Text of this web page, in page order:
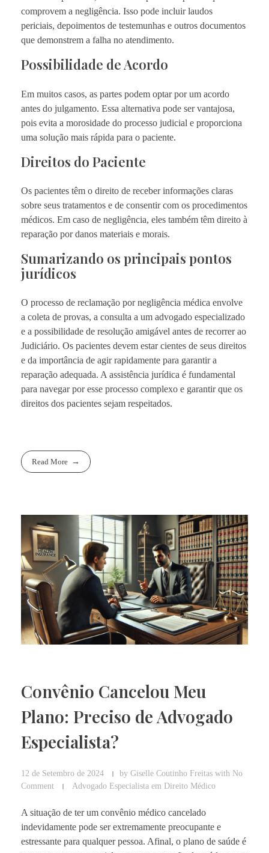
comprovem a negligência. Isso pode incluir laudos
periciais, depoimentos de testemunhas e outros documentos
que demonstrem a falha no atendimento.
Possibilidade de Acordo
Em muitos casos, as partes podem optar por um acordo
antes do julgamento. Essa alternativa pode ser vantajosa,
pois evita a morosidade do processo judicial e proporciona
uma solução mais rápida para o paciente.
Direitos do Paciente
Os pacientes têm o direito de receber informações claras
sobre seus tratamentos e de consentir com os procedimentos
médicos. Em caso de negligência, eles também têm direito à
reparação por danos materiais e morais.
Sumarizando os principais pontos
jurídicos
O processo de reclamação por negligência médica envolve
a coleta de provas, a consulta a um advogado especializado
e a possibilidade de resolução amigável antes de recorrer ao
Judiciário. Os pacientes devem estar cientes de seus direitos
e da importância de agir rapidamente para garantir a
reparação adequada. A assistência jurídica é fundamental
para navegar por esse processo complexo e garantir que os
direitos dos pacientes sejam respeitados.
Read More
Convênio Cancelou Meu
Plano: Preciso de Advogado
Especialista?
12 de Setembro de 2024 by Giselle Coutinho Freitas with No
Comment
Advogado Especialista em Direito Médico
A situação de ter um convênio médico cancelado
indevidamente pode ser extremamente preocupante e
estressante para qualquer pessoa. Afinal, o plano de saúde é